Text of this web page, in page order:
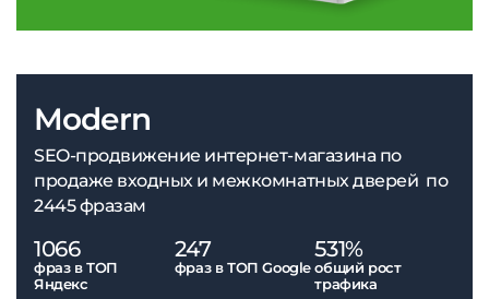
Modern
SEO-продвижение интернет-магазина по
продаже входных и межкомнатных дверей по
2445 фразам
1066
фраз в ТОП
Яндекс
247
фраз в ТОП Google
531%
общий рост
трафика